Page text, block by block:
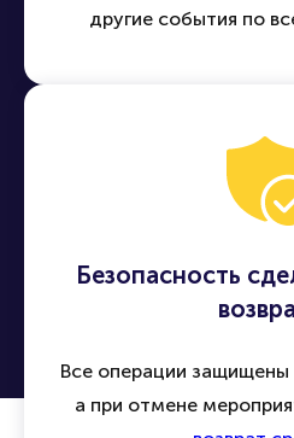
другие события по
Безопасность
Все операции защищены
а при отмене